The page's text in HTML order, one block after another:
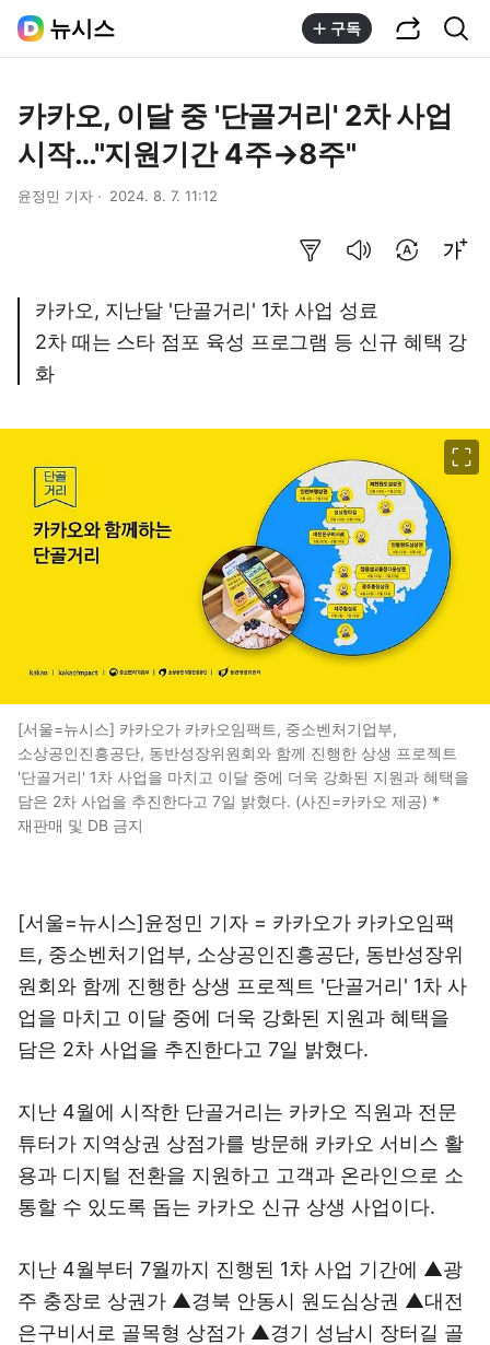
뉴시스 구독
카카오, 이달 중 '단골거리' 2차 사업
시작…"지원기간 4주→8주"
윤정민 기자 2024. 8. 7. 11:12
카카오, 지난달 '단골거리' 1차 사업 성료
2차 때는 스타 점포 육성 프로그램 등 신규 혜택 강
화
[서울=뉴시스] 카카오가 카카오임팩트, 중소벤처기업부,
소상공인진흥공단, 동반성장위원회와 함께 진행한 상생 프로젝트
'단골거리' 1차 사업을 마치고 이달 중에 더욱 강화된 지원과 혜택을
담은 2차 사업을 추진한다고 7일 밝혔다. (사진=카카오 제공) *
재판매 및 DB 금지
[서울=뉴시스]윤정민 기자 = 카카오가 카카오임팩
트, 중소벤처기업부, 소상공인진흥공단, 동반성장위
원회와 함께 진행한 상생 프로젝트 '단골거리' 1차 사
업을 마치고 이달 중에 더욱 강화된 지원과 혜택을
담은 2차 사업을 추진한다고 7일 밝혔다.
지난 4월에 시작한 단골거리는 카카오 직원과 전문
튜터가 지역상권 상점가를 방문해 카카오 서비스 활
용과 디지털 전환을 지원하고 고객과 온라인으로 소
통할 수 있도록 돕는 카카오 신규 상생 사업이다.
지난 4월부터 7월까지 진행된 1차 사업 기간에 ▲광
주 충장로 상권가 ▲경북 안동시 원도심상권 ▲대전
은구비서로 골목형 상점가 ▲경기 성남시 장터길 골